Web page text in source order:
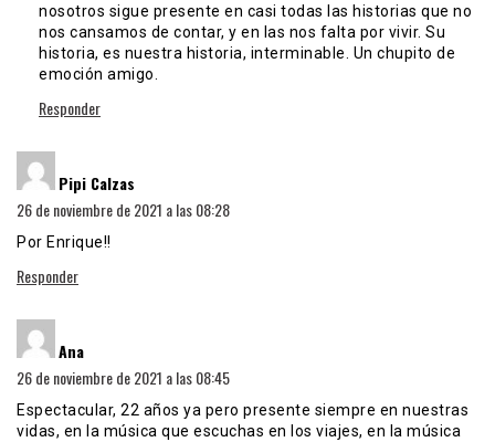
nosotros sigue presente en casi todas las historias que no
nos cansamos de contar, y en las nos falta por vivir. Su
historia, es nuestra historia, interminable. Un chupito de
emoción amigo.
Responder
Pipi Calzas
26 de noviembre de 2021 a las 08:28
Por Enrique!!
Responder
Ana
26 de noviembre de 2021 a las 08:45
Espectacular, 22 años ya pero presente siempre en nuestras
vidas, en la música que escuchas en los viajes, en la música